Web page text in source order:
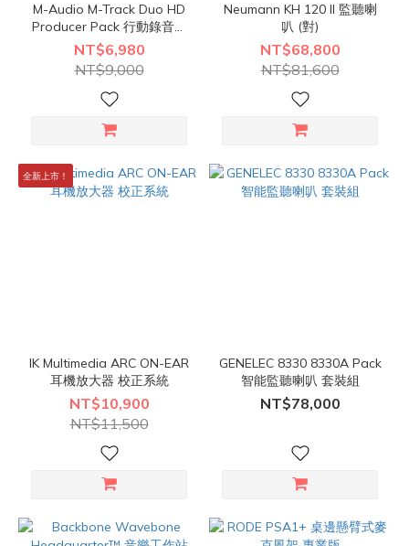
M-Audio M-Track Duo HD
Producer Pack 行動錄音介
面套裝組
NT$6,980
NT$9,000
Neumann KH 120 II 監聽喇
叭 (對)
NT$68,800
NT$81,600
全新上市！
IK Multimedia ARC ON-EAR
耳機放大器 校正系統
NT$10,900
NT$11,500
GENELEC 8330 8330A Pack
智能監聽喇叭 套裝組
NT$78,000